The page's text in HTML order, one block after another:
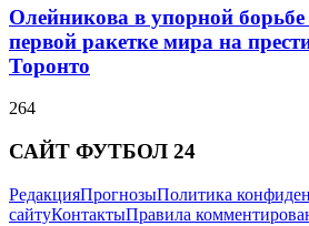
Олейникова в упорной
первой ракетке мира на
Торонто
264
САЙТ ФУТБОЛ 24
РедакцияПрогнозыПолитика
сайтуКонтактыПравила